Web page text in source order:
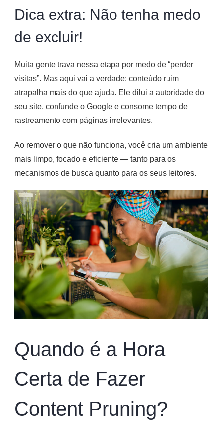
Dica extra: Não tenha medo
de excluir!
Muita gente trava nessa etapa por medo de “perder
visitas”. Mas aqui vai a verdade: conteúdo ruim
atrapalha mais do que ajuda. Ele dilui a autoridade do
seu site, confunde o Google e consome tempo de
rastreamento com páginas irrelevantes.
Ao remover o que não funciona, você cria um ambiente
mais limpo, focado e eficiente — tanto para os
mecanismos de busca quanto para os seus leitores.
Quando é a Hora
Certa de Fazer
Content Pruning?